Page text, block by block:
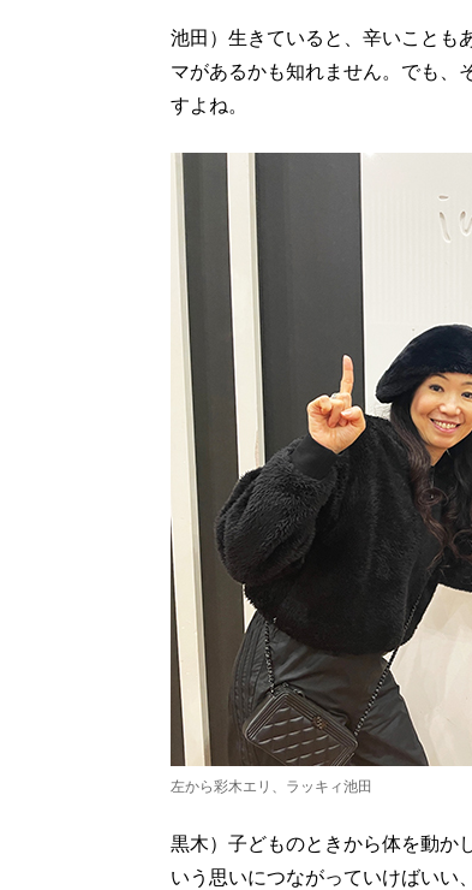
池田）生きていると、辛いことも
マがあるかも知れません。でも、
すよね。
左から彩木エリ、ラッキィ池田
黒木）子どものときから体を動か
いう思いにつながっていけばいい